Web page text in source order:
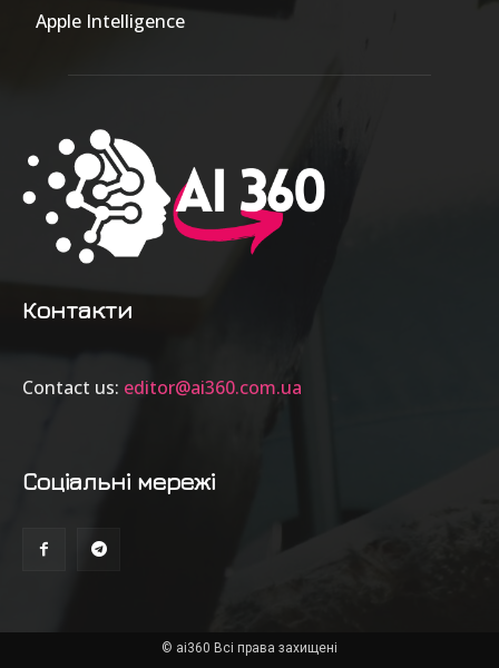
Apple Intelligence
Контакти
Contact us: editor@ai360.com.ua
Соціальні мережі
© ai360 Всі права захищені